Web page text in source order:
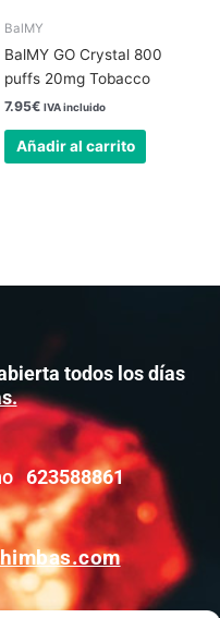
BalMY
BalMY GO Crystal 800
puffs 20mg Tobacco
7.95€ IVA incluido
Añadir al carrito
todos los días
623588861